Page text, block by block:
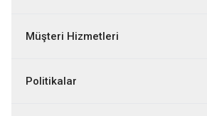
Müşteri Hizmetleri
Politikalar